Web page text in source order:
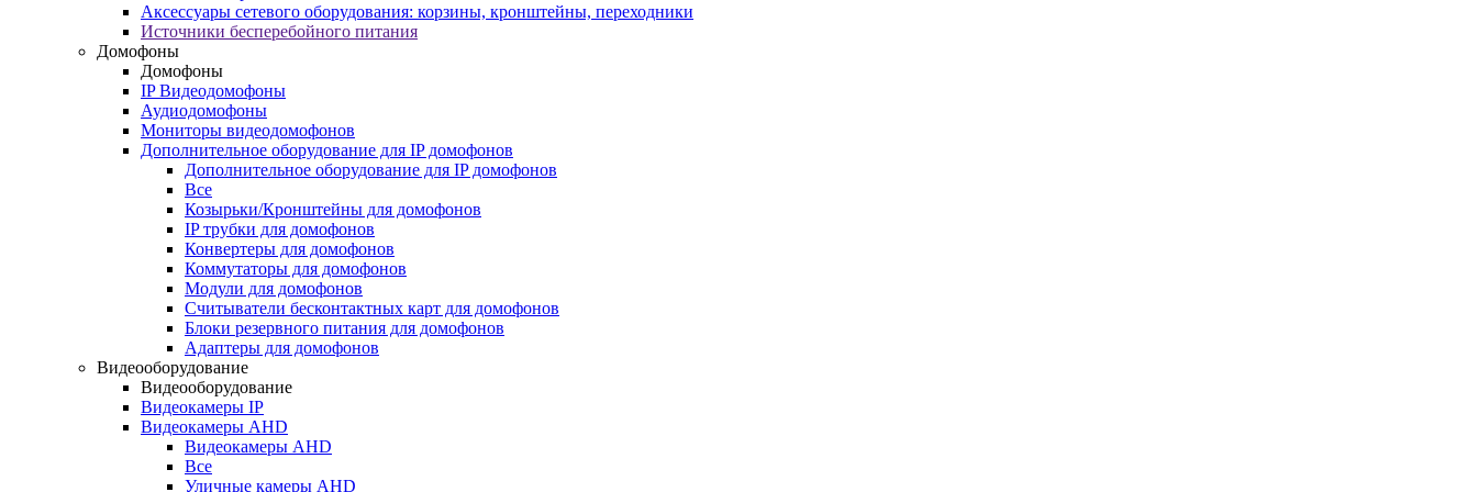
Аксессуары сетевого оборудования: корзины, кронштейны, переходники
Источники бесперебойного питания
Домофоны
Домофоны
IP Видеодомофоны
Аудиодомофоны
Мониторы видеодомофонов
Дополнительное оборудование для IP домофонов
Дополнительное оборудование для IP домофонов
Все
Козырьки/Кронштейны для домофонов
IP трубки для домофонов
Конвертеры для домофонов
Коммутаторы для домофонов
Модули для домофонов
Считыватели бесконтактных карт для домофонов
Блоки резервного питания для домофонов
Адаптеры для домофонов
Видеооборудование
Видеооборудование
Видеокамеры IP
Видеокамеры AHD
Видеокамеры AHD
Все
Уличные камеры AHD